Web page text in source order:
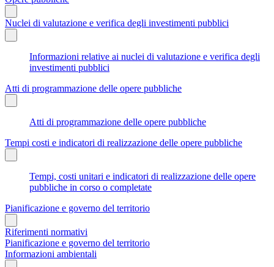
Nuclei di valutazione e verifica degli investimenti pubblici
Informazioni relative ai nuclei di valutazione e verifica degli
investimenti pubblici
Atti di programmazione delle opere pubbliche
Atti di programmazione delle opere pubbliche
Tempi costi e indicatori di realizzazione delle opere pubbliche
Tempi, costi unitari e indicatori di realizzazione delle opere
pubbliche in corso o completate
Pianificazione e governo del territorio
Riferimenti normativi
Pianificazione e governo del territorio
Informazioni ambientali